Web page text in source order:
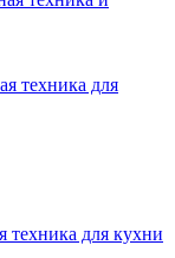
техника для
техника для кухни